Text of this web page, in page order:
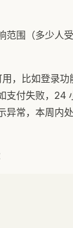
围（多少人
，比如登录功
付失败，
异常，本周